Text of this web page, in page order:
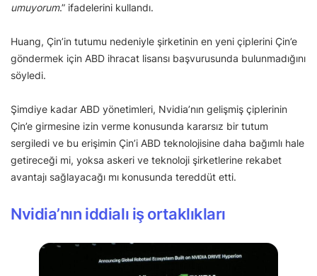
umuyorum.” ifadelerini kullandı.
Huang, Çin’in tutumu nedeniyle şirketinin en yeni çiplerini Çin’e
göndermek için ABD ihracat lisansı başvurusunda bulunmadığını
söyledi.
Şimdiye kadar ABD yönetimleri, Nvidia’nın gelişmiş çiplerinin
Çin’e girmesine izin verme konusunda kararsız bir tutum
sergiledi ve bu erişimin Çin’i ABD teknolojisine daha bağımlı hale
getireceği mi, yoksa askeri ve teknoloji şirketlerine rekabet
avantajı sağlayacağı mı konusunda tereddüt etti.
Nvidia’nın iddialı iş ortaklıkları